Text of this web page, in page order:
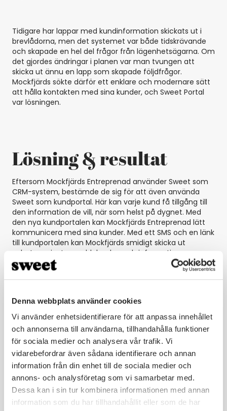
Denna webbplats använder cookies
Vi använder enhetsidentifierare för att anpassa innehållet
och annonserna till användarna, tillhandahålla funktioner
för sociala medier och analysera vår trafik. Vi
vidarebefordrar även sådana identifierare och annan
information från din enhet till de sociala medier och
annons- och analysföretag som vi samarbetar med.
Dessa kan i sin tur kombinera informationen med annan
information som du har tillhandahållit eller som de har
Tidigare har lappar med kundinformation skickats ut i
brevlådorna, men det systemet var både tidskrävande
och skapade en hel del frågor från lägenhetsägarna. Om
det gjordes ändringar i planen var man tvungen att
skicka ut ännu en lapp som skapade följdfrågor.
Mockfjärds sökte därför ett enklare och modernare sätt
att hålla kontakten med sina kunder, och Sweet Portal
var lösningen.
Lösning & resultat
Eftersom Mockfjärds Entreprenad använder Sweet som
CRM-system, bestämde de sig för att även använda
Sweet som kundportal. Här kan varje kund få tillgång till
den information de vill, när som helst på dygnet. Med
den nya kundportalen kan Mockfjärds Entreprenad lätt
kommunicera med sina kunder. Med ett SMS och en länk
till kundportalen kan Mockfjärds smidigt skicka ut
nyheter, privata meddelanden och information om
projektändringar direkt till de boende i husen.
Portalen finns tillgänglig i både mobil, surfplatta och
för att kommunicera med alla lägenheter, och de kan se
till att all viktig information finns tillgänglig. Systemet
med en lapp i brevlådan är borta sedan länge. Det här
var ett stort steg i rätt riktning för Mockfjärds att uppnå
sin vision om att skapa en bättre kundupplevelse.